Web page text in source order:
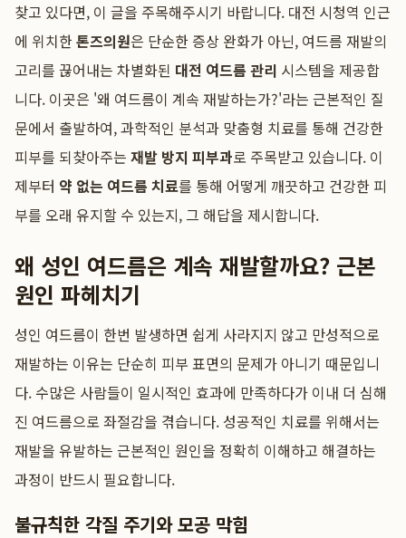
찾고 있다면, 이 글을 주목해주시기 바랍니다. 대전 시청역 인근
에 위치한톤즈의원은 단순한 증상 완화가 아닌, 여드름 재발의
고리를 끊어내는 차별화된 대전 여드름 관리 시스템을 제공합
니다. 이곳은 '왜 여드름이 계속 재발하는가?'라는 근본적인 질
문에서 출발하여, 과학적인 분석과 맞춤형 치료를 통해 건강한
피부를 되찾아주는 재발 방지 피부과로 주목받고 있습니다. 이
제부터 약 없는 여드름 치료를 통해 어떻게 깨끗하고 건강한 피
부를 오래 유지할 수 있는지, 그 해답을 제시합니다.
왜 성인 여드름은 계속 재발할까요? 근본
원인 파헤치기
성인 여드름이 한번 발생하면 쉽게 사라지지 않고 만성적으로
재발하는 이유는 단순히 피부 표면의 문제가 아니기 때문입니
다. 수많은 사람들이 일시적인 효과에 만족하다가 이내 더 심해
진 여드름으로 좌절감을 겪습니다. 성공적인 치료를 위해서는
재발을 유발하는 근본적인 원인을 정확히 이해하고 해결하는
과정이 반드시 필요합니다.
불규칙한 각질 주기와 모공 막힘